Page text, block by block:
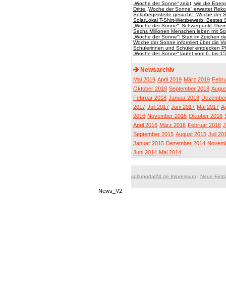
„Woche der Sonne“ zeigt, wie die
Dritte „Woche der Sonne“ erwartet
Solarbegeisterte gesucht: „Woche der
SolarLokal T-Shirt-Wettbewerb:
„Woche der Sonne“: Schwerpunkt-
Sechs Millionen Menschen leben mit
„Woche der Sonne“: Start im Zeichen
Woche der Sonne informiert über die
Schülerinnen und Schüler entdecken
„Woche der Sonne“ läutet vom 6. bis
Newsarchiv
Mai 2019 April 2019 März 2019
Oktober 2018 September 2018
Februar 2018 Januar 2018
2017 Juli 2017 Juni 2017 Mai 2017
2016 November 2016 Oktober 2016
April 2016 März 2016 Februar 2016
September 2015 August 2015 Juli
Januar 2015 Dezember 2014
Juni 2014 Mai 2014
solarportal24.de Impressum | Neue
News_V2